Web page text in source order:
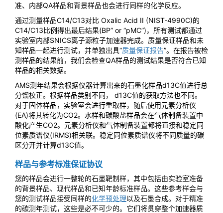
准、内部QA样品和背景样品也会进行同样的化学反应。
通过测量样品C14/C13对比 Oxalic Acid II (NIST-4990C)的
C14/C13比例得出最后结果(BP” or “pMC”)，所有测试都通过
实验室内部SNICS离子源粒子加速器完成。质量保证样品和未
知样品一起进行测试，并单独出具“质量保证报告”。在报告被检
测样品的结果前，我们会检查QA样品的测试结果是否符合已知
样品的相关数据。
AMS测年结果会根据仪器计算出来的石墨化样品d13C值进行总
分馏校正。根据样品类别不同， d13C值的获取方法也不同。
对于固体样品，实验室会进行重取样，随后使用元素分析仪
(EA)将其转化为CO2。水样和碳酸盐样品会在气体制备装置中
酸化产生CO2。元素分析仪和气体制备装置都将直接和稳定同
位素质谱仪(IRMS)相关联。稳定同位素质谱仪将不同质量的碳
区分开并计算d13C值。
样品与参考标准保证协议
您的样品会进行一整轮的石墨靶制样，其中包括由实验室准备
的背景样品、现代样品和已知年龄标准样品。这些参考样会与
您的测试样品接受同样的化学预处理以及石墨合成。对于精准
的碳测年测试，这些是必不可少的。它们将贯穿整个加速器质